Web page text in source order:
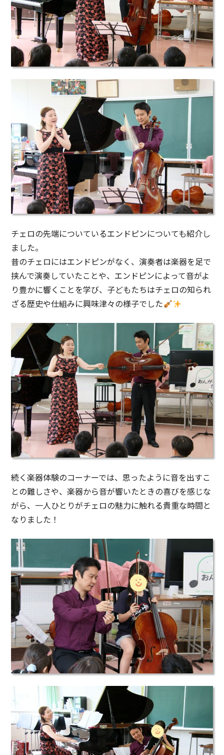
チェロの先端についているエンドピンについても紹介し
ました。
昔のチェロにはエンドピンがなく、演奏者は楽器を足で
挟んで演奏していたことや、エンドピンによって音がよ
り豊かに響くことを学び、子どもたちはチェロの知られ
ざる歴史や仕組みに興味津々の様子でした
続く楽器体験のコーナーでは、思ったように音を出すこ
との難しさや、楽器から音が響いたときの喜びを感じな
がら、一人ひとりがチェロの魅力に触れる貴重な時間と
なりました！